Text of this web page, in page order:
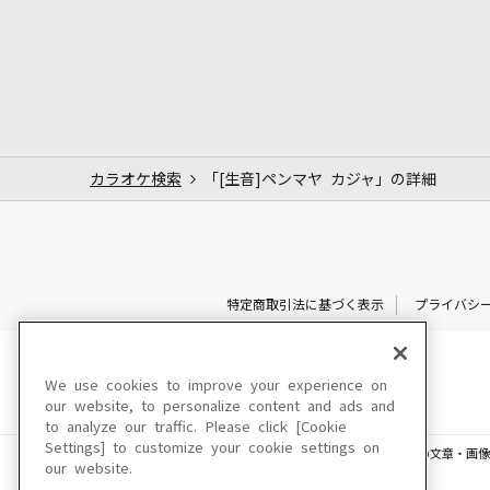
カラオケ検索 「[生音]ペンマヤ カジャ」の詳細
特定商取引法に基づく表示 プライバシ
このサイトに掲載されている一切の文章・画
We use cookies to improve your experience on
our website, to personalize content and ads and
to analyze our traffic. Please click [Cookie
Settings] to customize your cookie settings on
our website.